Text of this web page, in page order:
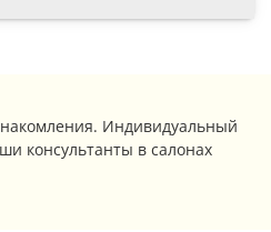
Индивидуальный
консультанты в салонах